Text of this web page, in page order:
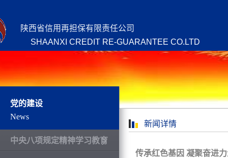
陕西省信用再担保有限责任公司
SHAANXI CREDIT RE-GUARANTEE CO.LTD
党的建设
News
中央八项规定精神学习教育
新闻详情
传承红色基因 凝聚奋进